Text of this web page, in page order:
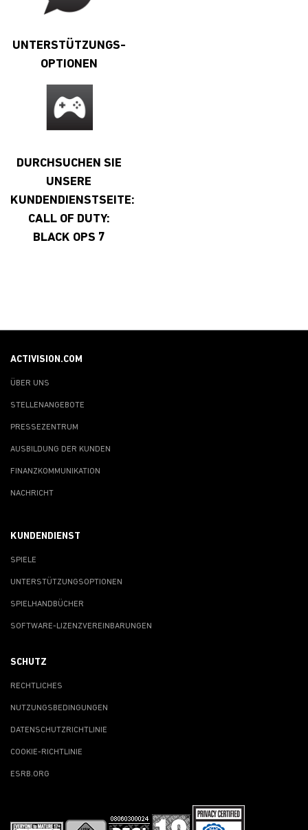
UNTERSTÜTZUNGS-
OPTIONEN
DURCHSUCHEN SIE
UNSERE
KUNDENDIENSTSEITE:
CALL OF DUTY:
BLACK OPS 7
ACTIVISION.COM
ÜBER UNS
STELLENANGEBOTE
PRESSEZENTRUM
AUSBILDUNG DER KUNDEN
FINANZKOMMUNIKATION
NACHRICHT
KUNDENDIENST
SPIELE
UNTERSTÜTZUNGSOPTIONEN
SPIELHANDBÜCHER
SOFTWARE-LIZENZVEREINBARUNGEN
SCHUTZ
RECHTLICHES
NUTZUNGSBEDINGUNGEN
DATENSCHUTZRICHTLINIE
COOKIE-RICHTLINIE
ESRB.ORG